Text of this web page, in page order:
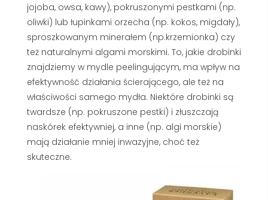
jojoba, owsa, kawy), pokruszonymi pestkami (np.
oliwki) lub łupinkami orzecha (np. kokos, migdały),
sproszkowanym minerałem (np.krzemionka) czy
też naturalnymi algami morskimi. To, jakie drobinki
znajdziemy w mydle peelingującym, ma wpływ na
efektywność działania ścierającego, ale też na
właściwości samego mydła. Niektóre drobinki są
twardsze (np. pokruszone pestki) i złuszczają
naskórek efektywniej, a inne (np. algi morskie)
mają działanie mniej inwazyjne, choć też
skuteczne.